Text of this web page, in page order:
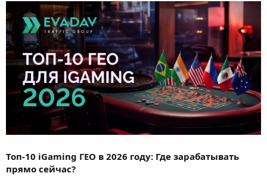
Топ-10 iGaming ГЕО в 2026 году: Где зарабатывать
прямо сейчас?